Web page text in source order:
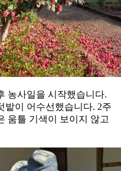
농사일을 시작했습니다.
밭이 어수선했습니다. 2주
움틀 기색이 보이지 않고